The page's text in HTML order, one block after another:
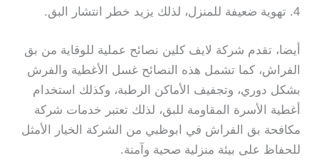
تهوية ضعيفة للمنزل، لذلك يزيد خطر انتشار البق.
أيضا، تقدم شركة لايف كلين نصائح عملية للوقاية من بق
الفراش، كما تشمل هذه النصائح غسل الأغطية والفرش
بشكل دوري، وتجفيف الأماكن الرطبة، وكذلك استخدام
أغطية الأسرة المقاومة للبق، لذلك تعتبر خدمات شركة
مكافحة بق الفراش في ابوظبي من الشركة الخيار الأمثل
للحفاظ على بيئة منزلية صحية وآمنة.